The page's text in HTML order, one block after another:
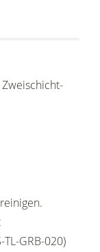
Zweischicht-
GRB-020)